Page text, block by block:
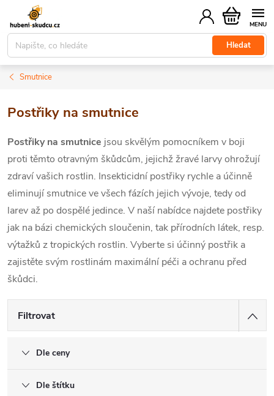
obsah
Hledat
Nákupní
košík
Smutnice
Postřiky na smutnice
Postřiky na smutnice jsou skvělým pomocníkem v boji
proti těmto otravným škůdcům, jejichž žravé larvy ohrožují
zdraví vašich rostlin. Insekticidní postřiky rychle a účinně
eliminují smutnice ve všech fázích jejich vývoje, tedy od
larev až po dospělé jedince. V naší nabídce najdete postřiky
jak na bázi chemických sloučenin, tak přírodních látek, resp.
výtažků z tropických rostlin. Vyberte si účinný postřik a
zajistěte svým rostlinám maximální péči a ochranu před
škůdci.
Filtrovat
Dle ceny
Dle štítku